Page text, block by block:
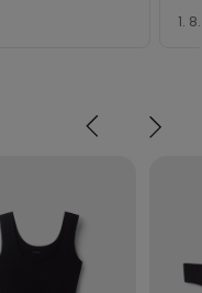
z 5
1.